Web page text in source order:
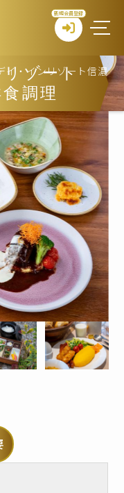
新規会員登録
ゾート
調理
イ・インリゾート信濃